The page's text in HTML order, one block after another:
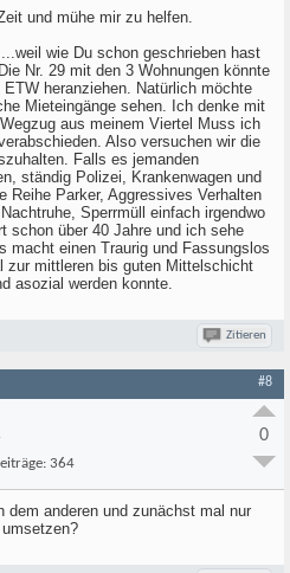
und mühe mir zu helfen.
wie Du schon geschrieben hast
Nr. 29 mit den 3 Wohnungen könnte
heranziehen. Natürlich möchte
Mieteingänge sehen. Ich denke mit
aus meinem Viertel Muss ich
Also versuchen wir die
Falls es jemanden
ständig Polizei, Krankenwagen und
Reihe Parker, Aggressives Verhalten
Sperrmüll einfach irgendwo
schon über 40 Jahre und ich sehe
macht einen Traurig und Fassungslos
zur mittleren bis guten Mittelschicht
asozial werden konnte.
Zitieren
#8
364
0
dem anderen und zunächst mal nur